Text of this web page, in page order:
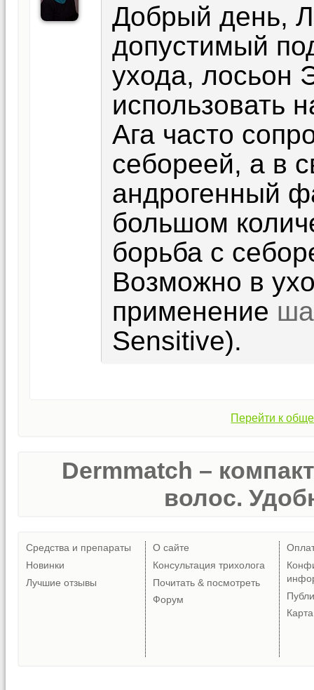
Добрый день,
допустимый
ухода, лосьон
использовать
Ага часто
себореей, а в
андрогенный
большом
борьба с
Возможно в
применение
Sensitive).
Перейти к
Dermmatch –
волос.
Средства и препараты
Новинки
Лучшие отзывы
О сайте
Консультация трихолога
Почитать & посмотреть
Форум